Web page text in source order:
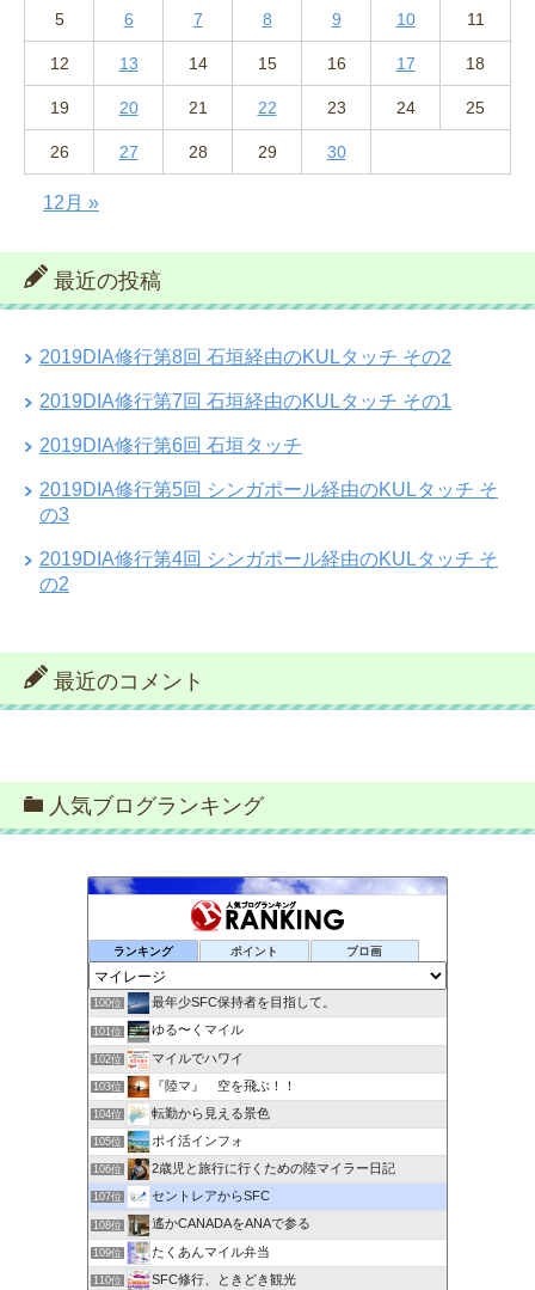
5 6 7 8 9 10 11
12 13 14 15 16 17 18
19 20 21 22 23 24 25
26 27 28 29 30
12月 »
最近の投稿
2019DIA修行第8回 石垣経由のKULタッチ その2
2019DIA修行第7回 石垣経由のKULタッチ その1
2019DIA修行第6回 石垣タッチ
2019DIA修行第5回 シンガポール経由のKULタッチ そ
の3
2019DIA修行第4回 シンガポール経由のKULタッチ そ
の2
最近のコメント
人気ブログランキング
ランキング ポイント ブロ画
100位 最年少SFC保持者を目指して。
101位 ゆる〜くマイル
102位 マイルでハワイ
103位 『陸マ』 空を飛ぶ！！
104位 転勤から見える景色
105位 ポイ活インフォ
106位 2歳児と旅行に行くための陸マイラー日記
107位 セントレアからSFC
108位 遙かCANADAをANAで参る
109位 たくあんマイル弁当
110位 SFC修行、ときどき観光